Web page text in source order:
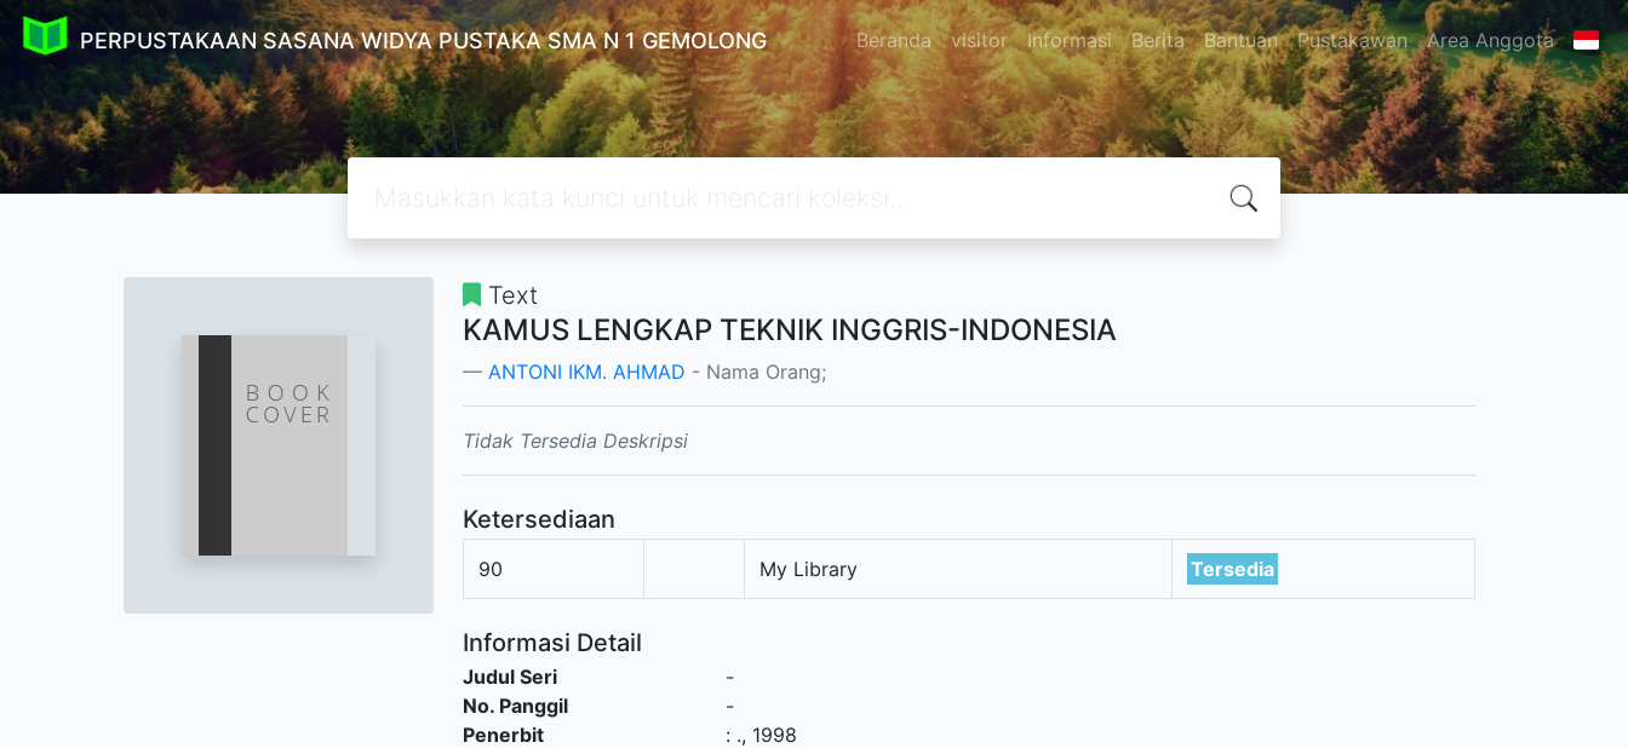
PERPUSTAKAAN SASANA WIDYA PUSTAKA SMA N 1 GEMOLONG Beranda visitor Informasi Berita Bantuan Pustakawan Area Anggota
Text
KAMUS LENGKAP TEKNIK INGGRIS-INDONESIA
ANTONI IKM. AHMAD - Nama Orang;
Tidak Tersedia Deskripsi
Ketersediaan
90 My Library Tersedia
Informasi Detail
Judul Seri
-
No. Panggil
-
Penerbit
: ., 1998